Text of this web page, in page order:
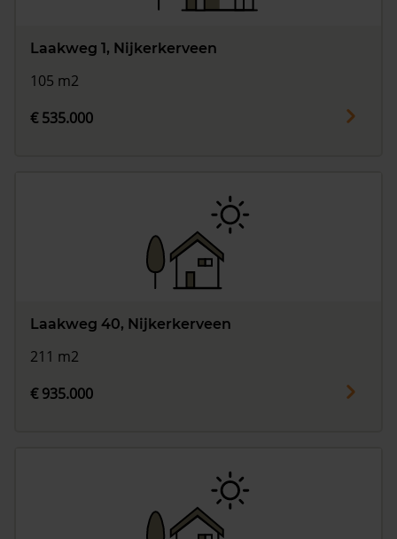
Laakweg 1, Nijkerkerveen
105 m2
€ 535.000
Laakweg 40, Nijkerkerveen
211 m2
€ 935.000